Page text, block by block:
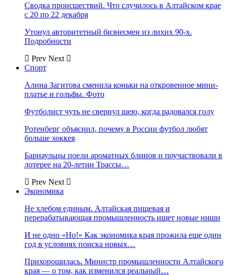
Сводка происшествий. Что случилось в Алтайском крае
с 20 по 22 декабря
Утонул авторитетный бизнесмен из лихих 90-х.
Подробности
Prev Next
Спорт
Алина Загитова сменила коньки на откровенное мини-
платье и гольфы. Фото
Футболист чуть не свернул шею, когда радовался голу
Ротенберг объяснил, почему в России футбол любят
больше хоккея
Барнаульцы поели ароматных блинов и поучаствовали в
лотерее на 20-летии Трассы…
Prev Next
Экономика
Не хлебом единым. Алтайская пищевая и
перерабатывающая промышленность ищет новые ниши
И не одно «Но!» Как экономика края прожила еще один
год в условиях поиска новых…
Прихорошилась. Министр промышленности Алтайского
края — о том, как изменился реальный…